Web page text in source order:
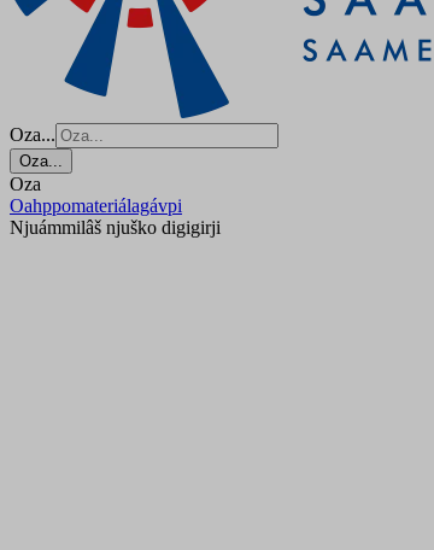
Oza...
Oza...
Oza
Oahppomateriálagávpi
Njuámmilâš njuško digigirji